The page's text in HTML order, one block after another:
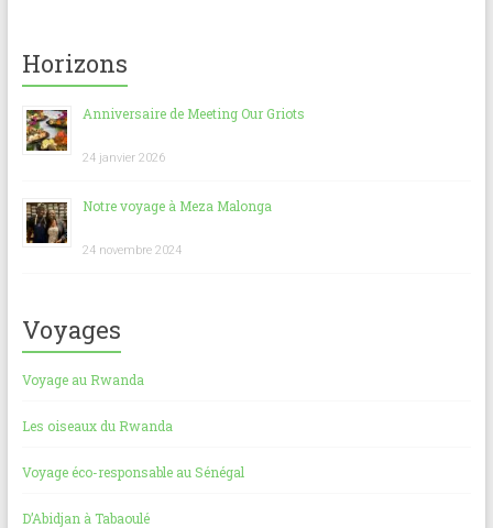
b
o
ok
l
A
p
t
er
Horizons
Anniversaire de Meeting Our Griots
24 janvier 2026
Notre voyage à Meza Malonga
24 novembre 2024
Voyages
Voyage au Rwanda
Les oiseaux du Rwanda
Voyage éco-responsable au Sénégal
D’Abidjan à Tabaoulé